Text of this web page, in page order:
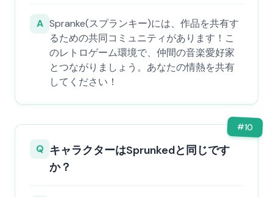
A Spranke(スプランキー)には、作品を共有す
るための共同コミュニティがあります！こ
のレトロゲーム環境で、仲間の音楽愛好家
とつながりましょう。あなたの情熱を共有
してください！
#10
Q キャラクターはSprunkedと同じです
か？